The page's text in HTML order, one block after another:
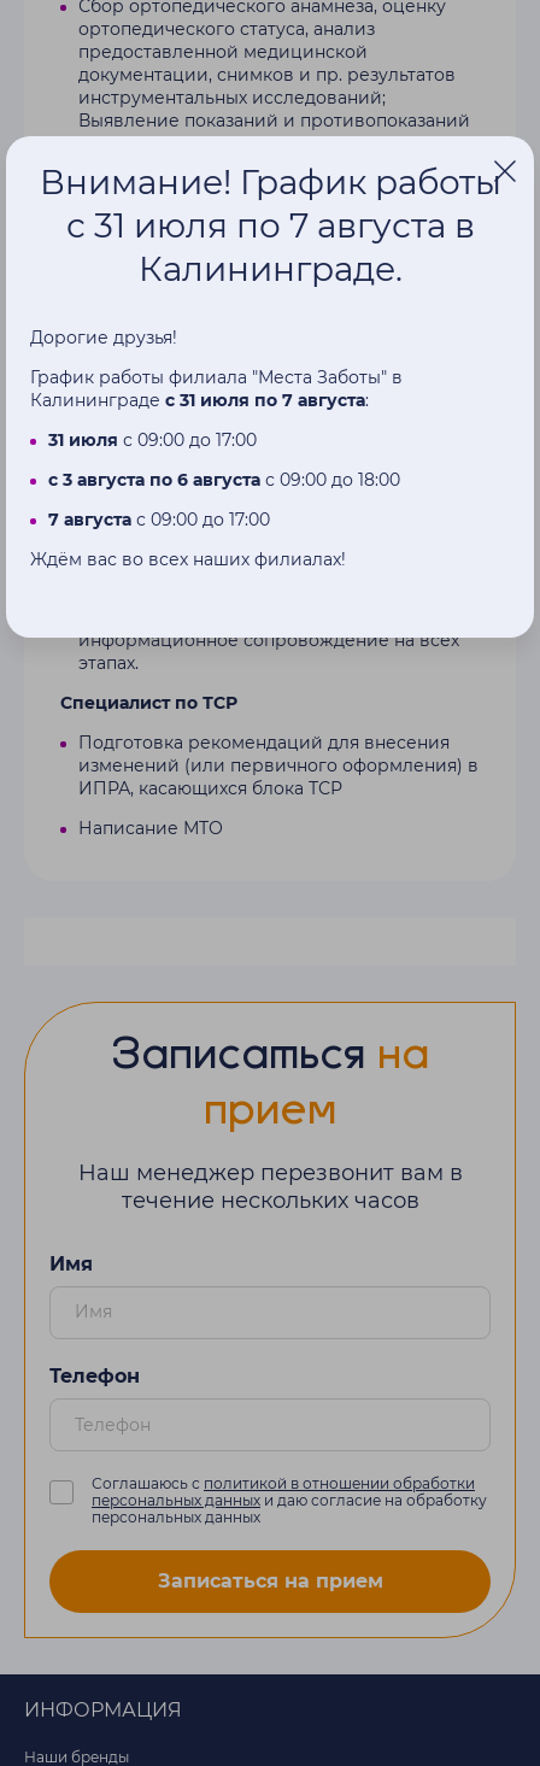
Сбор ортопедического анамнеза, оценку
ортопедического статуса, анализ
предоставленной медицинской
документации, снимков и пр. результатов
инструментальных исследований;
Выявление показаний и противопоказаний
к использованию технических средств
реабилитации (кресла-коляски,
вертикализаторы, индивидуальные и
неиндивидуальные ортезы);
изменений (или первичного оформления) в
Проведение оценки и описание
изменений (или первичного оформления) в
ИПРА, касающихся блока ТСР, уходовых
средств, эрготерапевтических
приспособлений и пр.;
информационное сопровождение на всех
этапах.
Специалист по ТСР
Подготовка рекомендаций для внесения
изменений (или первичного оформления) в
ИПРА, касающихся блока ТСР
Написание МТО
Записаться на
прием
Наш менеджер перезвонит вам в
течение нескольких часов
Имя
Телефон
Соглашаюсь с политикой в отношении обработки
персональных данных и даю согласие на обработку
персональных данных
Записаться на прием
ИНФОРМАЦИЯ
Наши бренды
Внимание! График работы
с 31 июля по 7 августа в
Калининграде.
Дорогие друзья!
График работы филиала "Места Заботы" в
Калининграде с 31 июля по 7 августа:
31 июля с 09:00 до 17:00
с 3 августа по 6 августа с 09:00 до 18:00
7 августа с 09:00 до 17:00
Ждём вас во всех наших филиалах!